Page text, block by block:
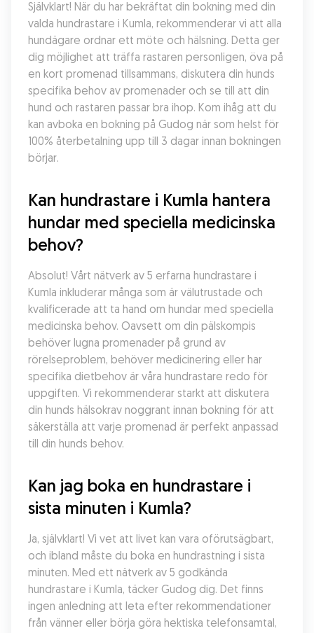
Självklart! När du har bekräftat din bokning med din
valda hundrastare i Kumla, rekommenderar vi att alla
hundägare ordnar ett möte och hälsning. Detta ger
dig möjlighet att träffa rastaren personligen, öva på
en kort promenad tillsammans, diskutera din hunds
specifika behov av promenader och se till att din
hund och rastaren passar bra ihop. Kom ihåg att du
kan avboka en bokning på Gudog när som helst för
100% återbetalning upp till 3 dagar innan bokningen
börjar.
Kan hundrastare i Kumla hantera
hundar med speciella medicinska
behov?
Absolut! Vårt nätverk av 5 erfarna hundrastare i
Kumla inkluderar många som är välutrustade och
kvalificerade att ta hand om hundar med speciella
medicinska behov. Oavsett om din pälskompis
behöver lugna promenader på grund av
rörelseproblem, behöver medicinering eller har
specifika dietbehov är våra hundrastare redo för
uppgiften. Vi rekommenderar starkt att diskutera
din hunds hälsokrav noggrant innan bokning för att
säkerställa att varje promenad är perfekt anpassad
till din hunds behov.
Kan jag boka en hundrastare i
sista minuten i Kumla?
Ja, självklart! Vi vet att livet kan vara oförutsägbart,
och ibland måste du boka en hundrastning i sista
minuten. Med ett nätverk av 5 godkända
hundrastare i Kumla, täcker Gudog dig. Det finns
ingen anledning att leta efter rekommendationer
från vänner eller börja göra hektiska telefonsamtal,